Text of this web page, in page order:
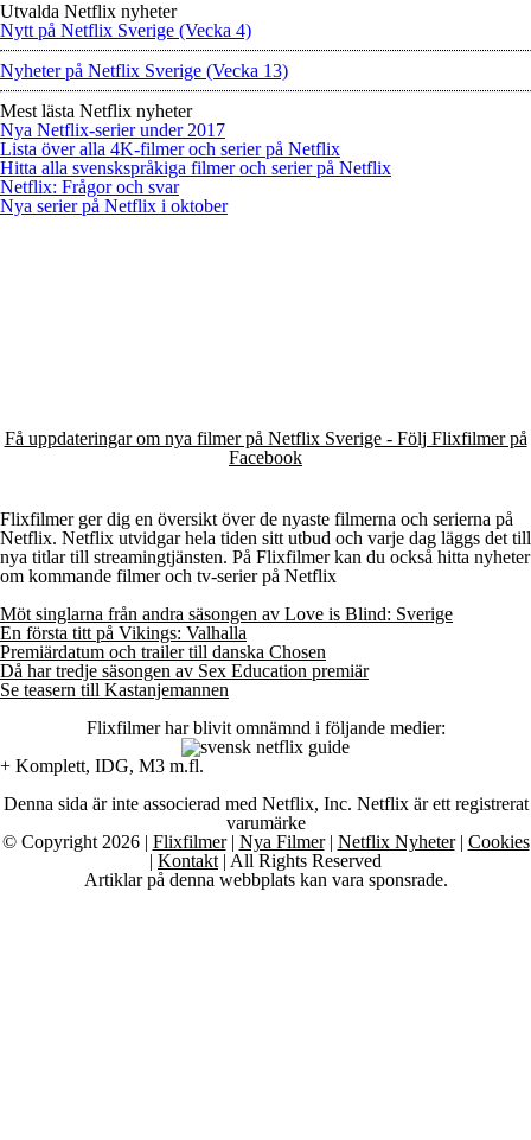
Utvalda Netflix nyheter
Nytt på Netflix Sverige (Vecka 4)
Nyheter på Netflix Sverige (Vecka 13)
Mest lästa Netflix nyheter
Nya Netflix-serier under 2017
Lista över alla 4K-filmer och serier på Netflix
Hitta alla svenskspråkiga filmer och serier på Netflix
Netflix: Frågor och svar
Nya serier på Netflix i oktober
Få uppdateringar om nya filmer på Netflix Sverige - Följ Flixfilmer på
Facebook
Flixfilmer ger dig en översikt över de nyaste filmerna och serierna på
Netflix. Netflix utvidgar hela tiden sitt utbud och varje dag läggs det till
nya titlar till streamingtjänsten. På Flixfilmer kan du också hitta nyheter
om kommande filmer och tv-serier på Netflix
Möt singlarna från andra säsongen av Love is Blind: Sverige
En första titt på Vikings: Valhalla
Premiärdatum och trailer till danska Chosen
Då har tredje säsongen av Sex Education premiär
Se teasern till Kastanjemannen
Flixfilmer har blivit omnämnd i följande medier:
+ Komplett, IDG, M3 m.fl.
Denna sida är inte associerad med Netflix, Inc. Netflix är ett registrerat
varumärke
© Copyright 2026 | Flixfilmer| Nya Filmer| Netflix Nyheter| Cookies
| Kontakt | All Rights Reserved
Artiklar på denna webbplats kan vara sponsrade.